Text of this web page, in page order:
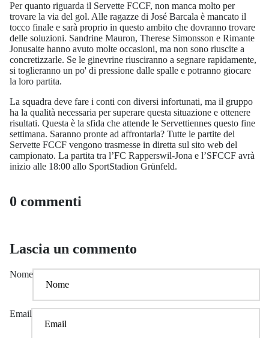
Per quanto riguarda il Servette FCCF, non manca molto per
trovare la via del gol. Alle ragazze di José Barcala è mancato il
tocco finale e sarà proprio in questo ambito che dovranno trovare
delle soluzioni. Sandrine Mauron, Therese Simonsson e Rimante
Jonusaite hanno avuto molte occasioni, ma non sono riuscite a
concretizzarle. Se le ginevrine riusciranno a segnare rapidamente,
si toglieranno un po' di pressione dalle spalle e potranno giocare
la loro partita.
La squadra deve fare i conti con diversi infortunati, ma il gruppo
ha la qualità necessaria per superare questa situazione e ottenere
risultati. Questa è la sfida che attende le Servettiennes questo fine
settimana. Saranno pronte ad affrontarla? Tutte le partite del
Servette FCCF vengono trasmesse in diretta sul sito web del
campionato. La partita tra l’FC Rapperswil-Jona e l’SFCCF avrà
inizio alle 18:00 allo SportStadion Grünfeld.
0 commenti
Lascia un commento
Nome
Email